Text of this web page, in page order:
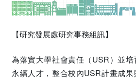
【研究發展處研究事務組訊】
為落實大學社會責任（USR）並
永續人才，整合校內USR計畫成果